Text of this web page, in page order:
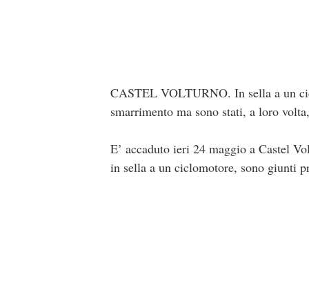
CASTEL VOLTURNO. In sella a un
smarrimento ma sono stati, a loro
E’ accaduto ieri 24 maggio a Castel
in sella a un ciclomotore, sono giunti